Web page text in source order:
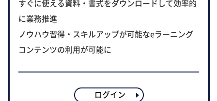
すぐに使える資料・書式をダウンロードして効率的
に業務推進
ノウハウ習得・スキルアップが可能なeラーニング
コンテンツの利用が可能に
ログイン